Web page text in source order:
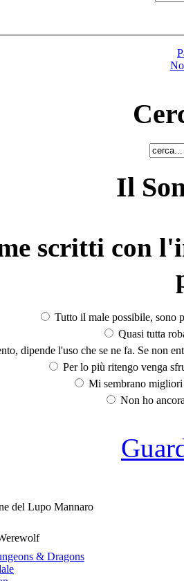
Il
scritti con
Tutto il male possibile, sono
Quasi tutta
dipende l'uso che se ne fa. Se non
Per lo più ritengo venga
Mi sembrano
Non ho
del Lupo Mannaro
& Dragons